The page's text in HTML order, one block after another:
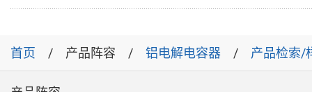
首页 产品阵容 铝电解电容器 产品检索/